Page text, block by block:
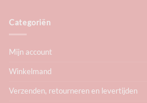
Categoriën
Mijn account
Winkelmand
Verzenden, retourneren en levertijden